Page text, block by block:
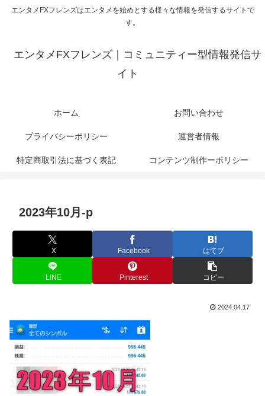
エンタメFXフレンズはエンタメを始めとする様々な情報を発信するサイトで
す。
エンタメFXフレンズ｜コミュニティー型情報発信サ
イト
ホーム お問い合わせ
プライバシーポリシー 運営者情報
特定商取引法に基づく表記 コンテンツ制作ーポリシー
2023年10月-p
X Facebook はてブ
LINE Pinterest コピー
2024.04.17